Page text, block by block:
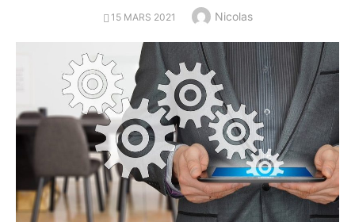
POSTED
15 MARS 2021 Author
Nicolas